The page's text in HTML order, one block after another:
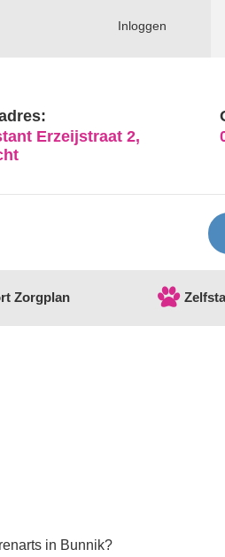
Inloggen
Erzeijstraat 2,
Zorgplan
in Bunnik?